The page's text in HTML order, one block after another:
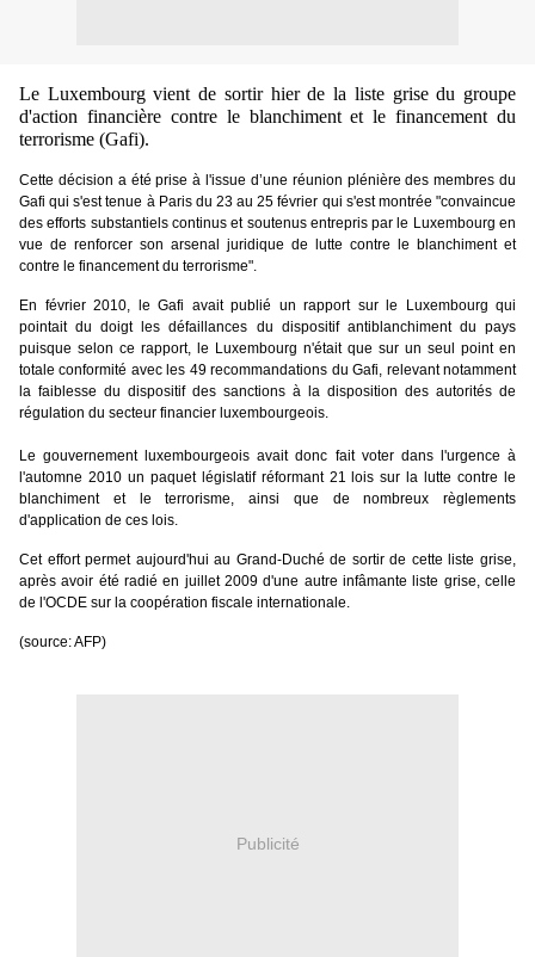
Le Luxembourg vient de sortir hier de la liste grise du groupe
d'action financière contre le blanchiment et le financement du
terrorisme (Gafi).
Cette décision a été prise à l'issue d’une réunion plénière des membres du
Gafi qui s'est tenue à Paris du 23 au 25 février qui s'est montrée "convaincue
des efforts substantiels continus et soutenus entrepris par le Luxembourg en
vue de renforcer son arsenal juridique de lutte contre le blanchiment et
contre le financement du terrorisme".
En février 2010, le Gafi avait publié un rapport sur le Luxembourg qui
pointait du doigt les défaillances du dispositif antiblanchiment du pays
puisque selon ce rapport, le Luxembourg n'était que sur un seul point en
totale conformité avec les 49 recommandations du Gafi, relevant notamment
la faiblesse du dispositif des sanctions à la disposition des autorités de
régulation du secteur financier luxembourgeois.
Le gouvernement luxembourgeois avait donc fait voter dans l'urgence à
l'automne 2010 un paquet législatif réformant 21 lois sur la lutte contre le
blanchiment et le terrorisme, ainsi que de nombreux règlements
d'application de ces lois.
Cet effort permet aujourd'hui au Grand-Duché de sortir de cette liste grise,
après avoir été radié en juillet 2009 d'une autre infâmante liste grise, celle
de l'OCDE sur la coopération fiscale internationale.
(source: AFP)
Publicité